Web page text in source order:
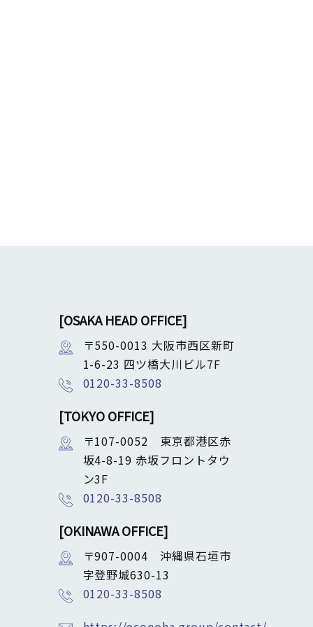
[OSAKA HEAD OFFICE]
〒550-0013 大阪市西区新町
1-6-23 四ツ橋大川ビル7F
0120-33-8508
[TOKYO OFFICE]
〒107-0052 東京都港区赤
坂4-8-19 赤坂フロントタウ
ン3F
0120-33-8508
[OKINAWA OFFICE]
〒907-0004 沖縄県石垣市
字登野城630-13
0120-33-8508